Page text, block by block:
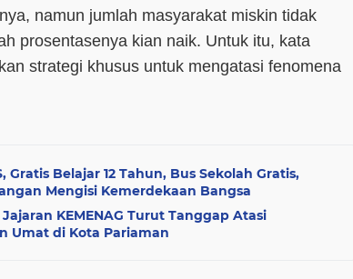
namun jumlah masyarakat miskin tidak
prosentasenya kian naik. Untuk itu, kata
strategi khusus untuk mengatasi fenomena
Gratis Belajar 12 Tahun, Bus Sekolah Gratis,
Mengisi Kemerdekaan Bangsa
KEMENAG Turut Tanggap Atasi
Umat di Kota Pariaman